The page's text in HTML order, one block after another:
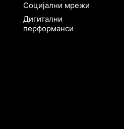
Социјални мрежи
Дигитални
перформанси